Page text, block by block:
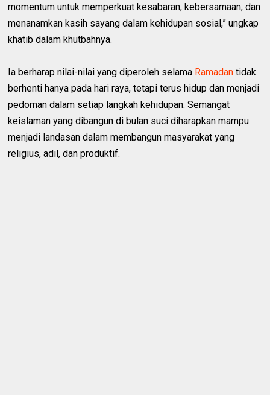
momentum untuk memperkuat kesabaran, kebersamaan, dan
menanamkan kasih sayang dalam kehidupan sosial,” ungkap
khatib dalam khutbahnya.
Ia berharap nilai-nilai yang diperoleh selama Ramadan tidak
berhenti hanya pada hari raya, tetapi terus hidup dan menjadi
pedoman dalam setiap langkah kehidupan. Semangat
keislaman yang dibangun di bulan suci diharapkan mampu
menjadi landasan dalam membangun masyarakat yang
religius, adil, dan produktif.